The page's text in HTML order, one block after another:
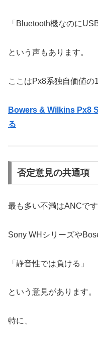
「Bluetooth機なのに
という声もあります。
ここはPx8系独自価値の
Bowers & Wilkins Px8
る
否定意見の共通項
最も多い不満はANCです
Sony WHシリーズや
「静音性では負ける」
という意見があります。
特に、